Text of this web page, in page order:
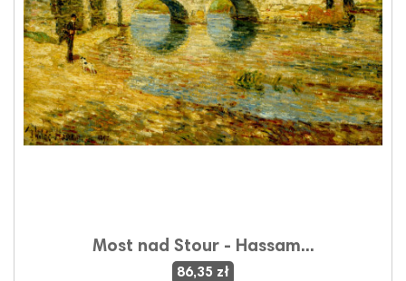
Most nad Stour - Hassam...
86,35 zł